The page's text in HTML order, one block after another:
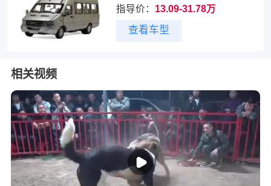
指导价： 13.09-31.78万
查看车型
相关视频